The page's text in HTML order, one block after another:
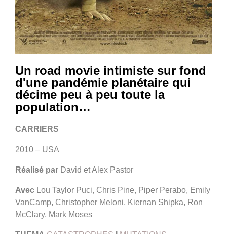
Un road movie intimiste sur fond
d'une pandémie planétaire qui
décime peu à peu toute la
population…
CARRIERS
2010 – USA
Réalisé par David et Alex Pastor
Avec Lou Taylor Puci, Chris Pine, Piper Perabo, Emily
VanCamp, Christopher Meloni, Kiernan Shipka, Ron
McClary, Mark Moses